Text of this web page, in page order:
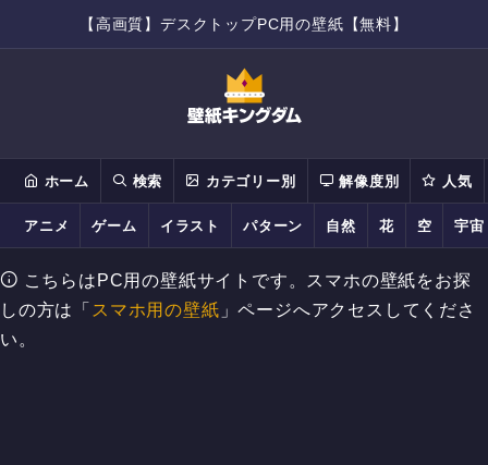
【高画質】デスクトップPC用の壁紙【無料】
ホーム 検索 カテゴリー別 解像度別 人気
アニメ ゲーム イラスト パターン 自然 花 空 宇宙
こちらはPC用の壁紙サイトです。スマホの壁紙をお探
しの方は「 スマホ用の壁紙 」ページへアクセスしてくださ
い。